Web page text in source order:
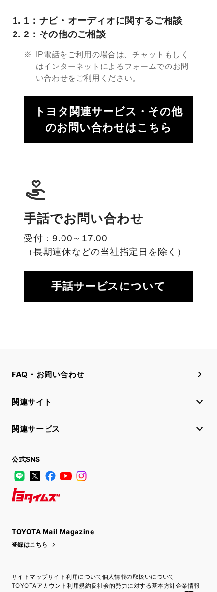
1：ナビ・オーディオに関するご相談
2：その他のご相談
IP電話をご利用の場合は、チャットもしく
はインターネットによるフォームでのお問
い合わせをご利用ください。
トヨタ関連サービス・その他
のお問い合わせはこちら
手話でお問い合わせ
受付：9:00～17:00
（長期連休などの当社指定日を除く）
手話サービスについて
FAQ・お問い合わせ
関連サイト
関連サービス
公式SNS
LINE
X FacebookYouTube
TOYOTA Mail Magazine
登録はこちら
サイトマップサイト利用について個人情報の取扱いについて
TOYOTAアカウント利用規約反社会的勢力に対する基本方針企業情報